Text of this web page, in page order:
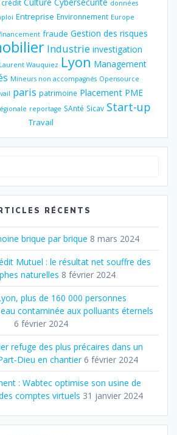
crédit
données
Entreprise Environnement Europe
fraude Gestion des risques
Industrie investigation
Laurent Wauquiez Lyon Management
Mineurs non accompagnés Opensource
paris patrimoine Placement PME
reportage SAnté Sicav Start-up
Travail
:
RÉCENTS
brique par brique 8 mars 2024
Mutuel : le résultat net souffre des
naturelles 8 février 2024
plus de 160 000 personnes
contaminée aux polluants éternels
6 février 2024
refuge des plus précaires dans un
en chantier 6 février 2024
: Wabtec optimise son usine de
comptes virtuels 31 janvier 2024